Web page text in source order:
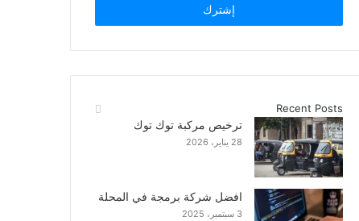
Recent Posts
ترخيص مركبة توك توك
28 يناير، 2026
افضل شركة برمجة في المحلة
3 سبتمبر، 2025